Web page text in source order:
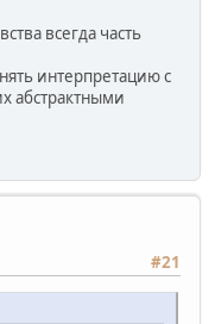
всегда часть
интерпретацию с
абстрактными
#21